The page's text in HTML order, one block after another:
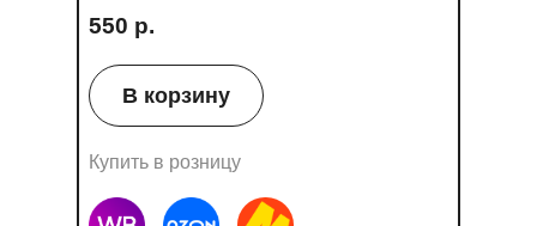
В корзину
Купить в розницу
550 р.